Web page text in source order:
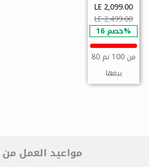
LE 2,099.00
LE 2,499.00
خصم 16%
80 من 100 تم
بيعها
مواعيد العمل من 9ص إلى